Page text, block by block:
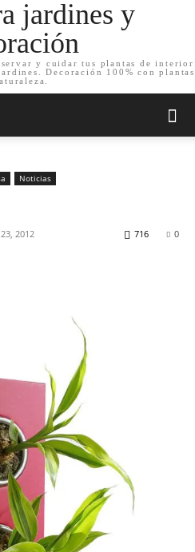
jardines y
y cuidar tus plantas de interior
Decoración 100% con plantas
Noticias
2012 0
716